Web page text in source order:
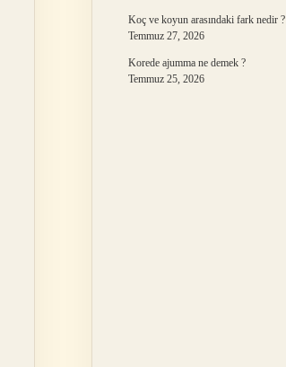
Koç ve koyun arasındaki fark nedir ?
Temmuz 27, 2026
Korede ajumma ne demek ?
Temmuz 25, 2026